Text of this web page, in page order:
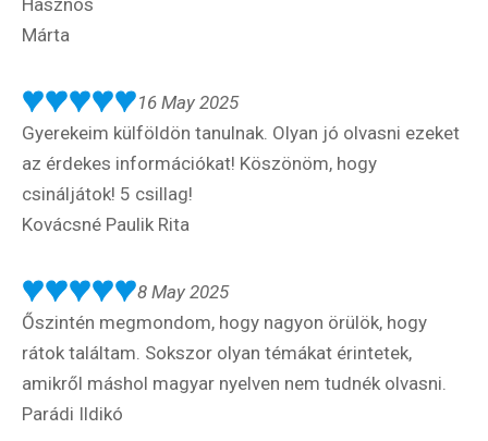
Márta
16 May 2025
Gyerekeim külföldön tanulnak. Olyan jó olvasni ezeket
az érdekes információkat! Köszönöm, hogy
csináljátok! 5 csillag!
Kovácsné Paulik Rita
8 May 2025
Őszintén megmondom, hogy nagyon örülök, hogy
rátok találtam. Sokszor olyan témákat érintetek,
amikről máshol magyar nyelven nem tudnék olvasni.
Parádi Ildikó